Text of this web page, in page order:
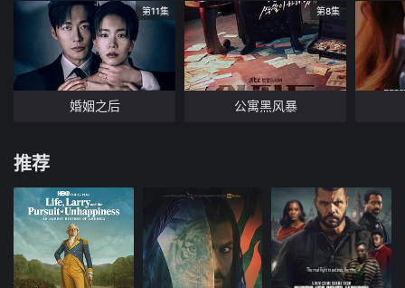
第11集
婚姻之后
第8集
公寓黑风暴
推荐